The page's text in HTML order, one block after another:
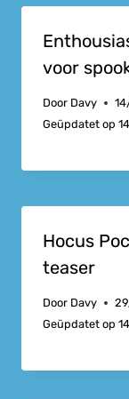
voor
Door Davy
Geüpdatet op
Hocus
teaser
Door Davy
Geüpdatet op